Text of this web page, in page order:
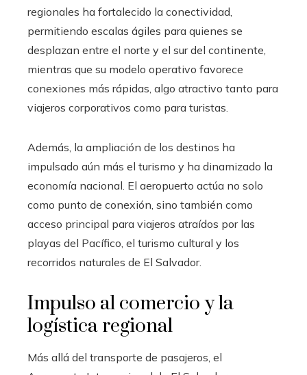
regionales ha fortalecido la conectividad,
permitiendo escalas ágiles para quienes se
desplazan entre el norte y el sur del continente,
mientras que su modelo operativo favorece
conexiones más rápidas, algo atractivo tanto para
viajeros corporativos como para turistas.
Además, la ampliación de los destinos ha
impulsado aún más el turismo y ha dinamizado la
economía nacional. El aeropuerto actúa no solo
como punto de conexión, sino también como
acceso principal para viajeros atraídos por las
playas del Pacífico, el turismo cultural y los
recorridos naturales de El Salvador.
Impulso al comercio y la
logística regional
Más allá del transporte de pasajeros, el